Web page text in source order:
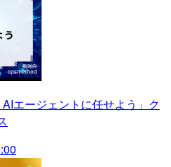
エージェントに任せよう」ク